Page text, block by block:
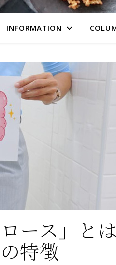
INFORMATION
ース」と
特徴